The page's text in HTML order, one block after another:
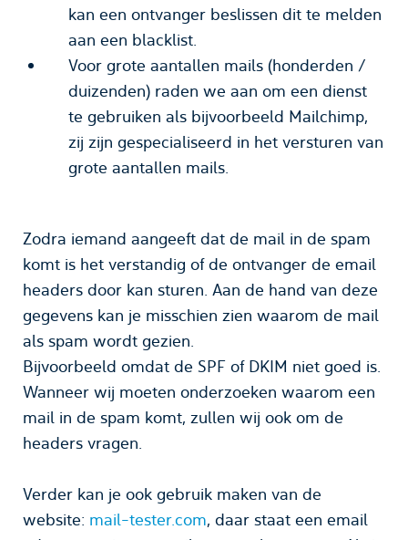
kan een ontvanger beslissen dit te melden
aan een blacklist.
Voor grote aantallen mails (honderden /
duizenden) raden we aan om een dienst
te gebruiken als bijvoorbeeld Mailchimp,
zij zijn gespecialiseerd in het versturen van
grote aantallen mails.
Zodra iemand aangeeft dat de mail in de spam
komt is het verstandig of de ontvanger de email
headers door kan sturen. Aan de hand van deze
gegevens kan je misschien zien waarom de mail
als spam wordt gezien.
Bijvoorbeeld omdat de SPF of DKIM niet goed is.
Wanneer wij moeten onderzoeken waarom een
mail in de spam komt, zullen wij ook om de
headers vragen.
Verder kan je ook gebruik maken van de
website: mail-tester.com, daar staat een email